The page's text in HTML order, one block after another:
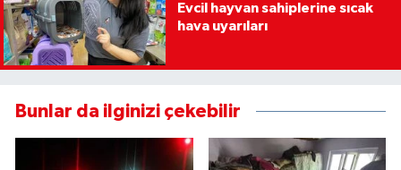
Evcil hayvan sahiplerine sıcak
hava uyarıları
Bunlar da ilginizi çekebilir